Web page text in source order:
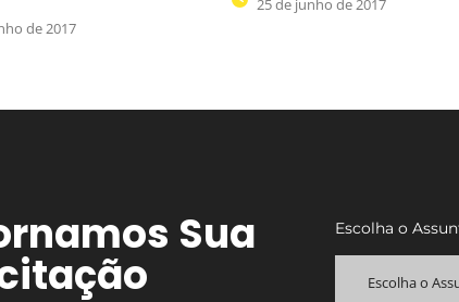
de 2017
25 de junho de 2017
Sua Escolha o
Escolha o